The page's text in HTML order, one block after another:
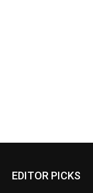
EDITOR PICKS